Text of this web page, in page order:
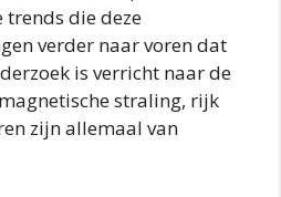
trends die deze
verder naar voren dat
is verricht naar de
straling, rijk
zijn allemaal van